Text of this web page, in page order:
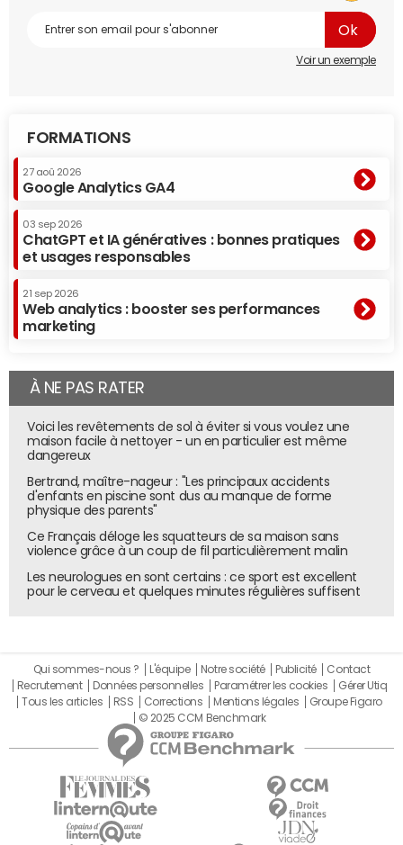
Voir un exemple
FORMATIONS
27 aoû 2026
Google Analytics GA4
03 sep 2026
ChatGPT et IA génératives : bonnes pratiques
et usages responsables
21 sep 2026
Web analytics : booster ses performances
marketing
À NE PAS RATER
Voici les revêtements de sol à éviter si vous voulez une
maison facile à nettoyer - un en particulier est même
dangereux
Bertrand, maître-nageur : "Les principaux accidents
d'enfants en piscine sont dus au manque de forme
physique des parents"
Ce Français déloge les squatteurs de sa maison sans
violence grâce à un coup de fil particulièrement malin
Les neurologues en sont certains : ce sport est excellent
pour le cerveau et quelques minutes régulières suffisent
Qui sommes-nous ? L'équipe Notre société Publicité
Contact
Recrutement
Données personnelles Paramétrer les cookies
Gérer Utiq
Tous les articles
RSS Corrections Mentions légales
Groupe Figaro
© 2025 CCM Benchmark